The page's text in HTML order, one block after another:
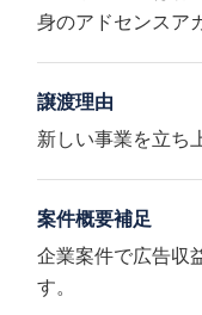
身のアドセンスア
譲渡理由
新しい事業を立ち
案件概要補足
企業案件で広告収
す。